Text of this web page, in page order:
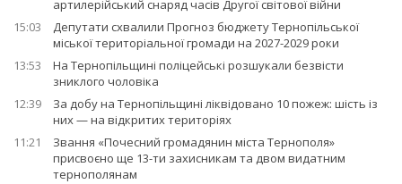
артилерійський снаряд часів Другої світової війни
15:03
Депутати схвалили Прогноз бюджету Тернопільської
міської територіальної громади на 2027-2029 роки
13:53
На Тернопільщині поліцейські розшукали безвісти
зниклого чоловіка
12:39
За добу на Тернопільщині ліквідовано 10 пожеж: шість із
них — на відкритих територіях
11:21
Звання «Почесний громадянин міста Тернополя»
присвоєно ще 13-ти захисникам та двом видатним
тернополянам